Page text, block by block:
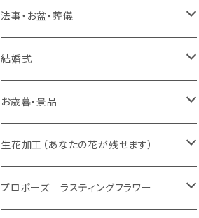
スタンド 生花、バルーン
バルーンのみ
プロポーズ ラスティングフラワー
ドーム
フレーム
スタンド 生花
スタンド 生花、バルーン
バルーンのみ
ラスティング アレンジ、枯れない花
スタンド 生花
スタンド 生花、バルーン
バルーンのみ
生花 アレンジ
ラスティング 花束、枯れない花
ラスティング アレンジ、枯れない花
スタンド 生花
スタンド 生花、バルーン
バルーンのみ
生花 アレンジ、バルーン
生花 アレンジ
造花 アレンジ、花束、バルーン
ラスティング 花束、枯れない花
ラスティング アレンジ、枯れない花
スタンド 生花
スタンド 生花、バルーン
生花 アレンジ、花束、バルーン
生花 アレンジ、バルーン
生花 アレンジ
造花 アレンジ、花束、バルーン
ラスティング 花束、枯れない花
ラスティング アレンジ、枯れない花
スタンド 生花
法事・お盆・葬儀
生花 アレンジ、花束、バルーン
生花 アレンジ、バルーン
生花 アレンジ
造花 アレンジ、花束、バルーン
ラスティング 花束、枯れない花
ラスティング アレンジ、枯れない花
結婚式
生花 アレンジ、花束、バルーン
生花 アレンジ、バルーン
生花 アレンジ
造花 アレンジ、花束、バルーン
ラスティング 花束、枯れない花
お歳暮・景品
生花 アレンジ、花束、バルーン
生花 アレンジ、バルーン
造花 アレンジ、花束、バルーン
生花加工（あなたの花が残せます）
あなたの花が残せます ドーム
プロポーズ ラスティングフラワー